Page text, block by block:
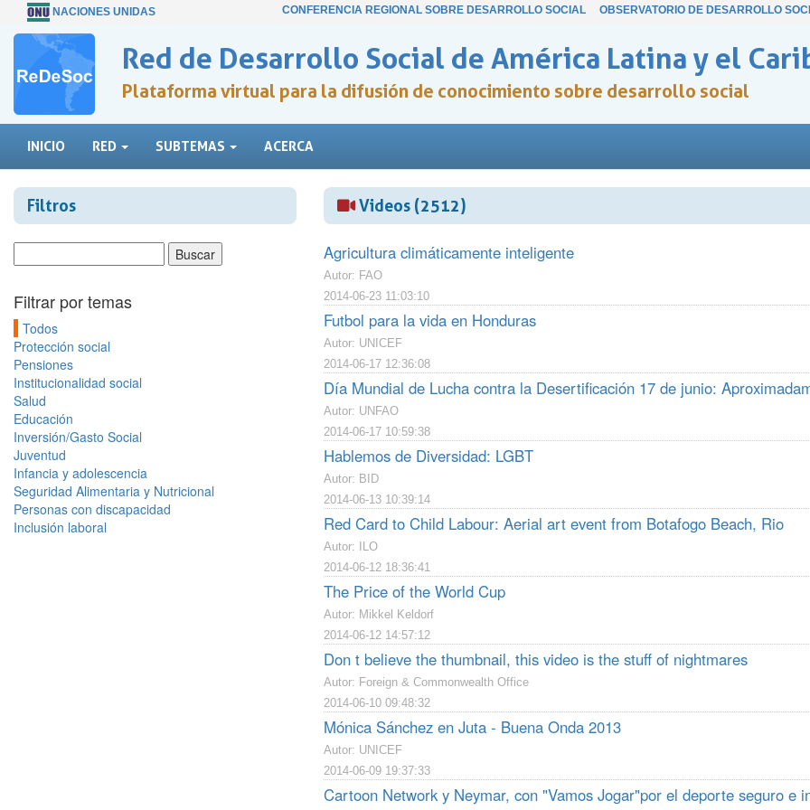
NACIONES UNIDAS CONFERENCIA REGIONAL SOBRE DESARROLLO SOCIAL OBSERVATORIO DE DESARROLLO
Red de Desarrollo Social de América Latina y el
Plataforma virtual para la difusión de conocimiento sobre desarrollo social
INICIO RED SUBTEMAS ACERCA
Filtros
Filtrar por temas
Todos
Protección social
Pensiones
Institucionalidad social
Salud
Educación
Inversión/Gasto Social
Juventud
Infancia y adolescencia
Seguridad Alimentaria y Nutricional
Personas con discapacidad
Inclusión laboral
Videos (2512)
Agricultura climáticamente inteligente
Autor: FAO
2014-06-23 11:03:10
Futbol para la vida en Honduras
Autor: UNICEF
2014-06-17 12:36:08
Día Mundial de Lucha contra la Desertificación 17 de junio:
Autor: UNFAO
2014-06-17 10:59:38
Hablemos de Diversidad: LGBT
Autor: BID
2014-06-13 10:39:14
Red Card to Child Labour: Aerial art event from Botafogo Beach, Rio
Autor: ILO
2014-06-12 18:36:41
The Price of the World Cup
Autor: Mikkel Keldorf
2014-06-12 14:57:12
Don t believe the thumbnail, this video is the stuff of nightmares
Autor: Foreign & Commonwealth Office
2014-06-10 09:48:32
Mónica Sánchez en Juta - Buena Onda 2013
Autor: UNICEF
2014-06-09 19:37:33
Cartoon Network y Neymar, con "Vamos Jogar"por el deporte seguro e